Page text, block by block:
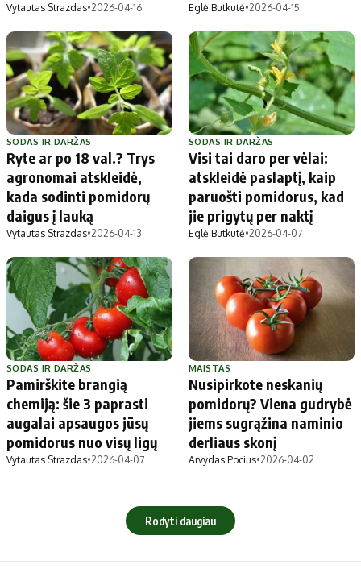
Vytautas Strazdas•2026-04-16 Eglė Butkutė•2026-04-15
SODAS IR DARŽAS
Ryte ar po 18 val.? Trys
agronomai atskleidė,
kada sodinti pomidorų
daigus į lauką
Vytautas Strazdas•2026-04-13
SODAS IR DARŽAS
Visi tai daro per vėlai:
atskleidė paslaptį, kaip
paruošti pomidorus, kad
jie prigytų per naktį
Eglė Butkutė•2026-04-07
SODAS IR DARŽAS
Pamirškite brangią
chemiją: šie 3 paprasti
augalai apsaugos jūsų
pomidorus nuo visų ligų
Vytautas Strazdas•2026-04-07
MAISTAS
Nusipirkote neskanių
pomidorų? Viena gudrybė
jiems sugrąžina naminio
derliaus skonį
Arvydas Pocius•2026-04-02
Rodyti daugiau